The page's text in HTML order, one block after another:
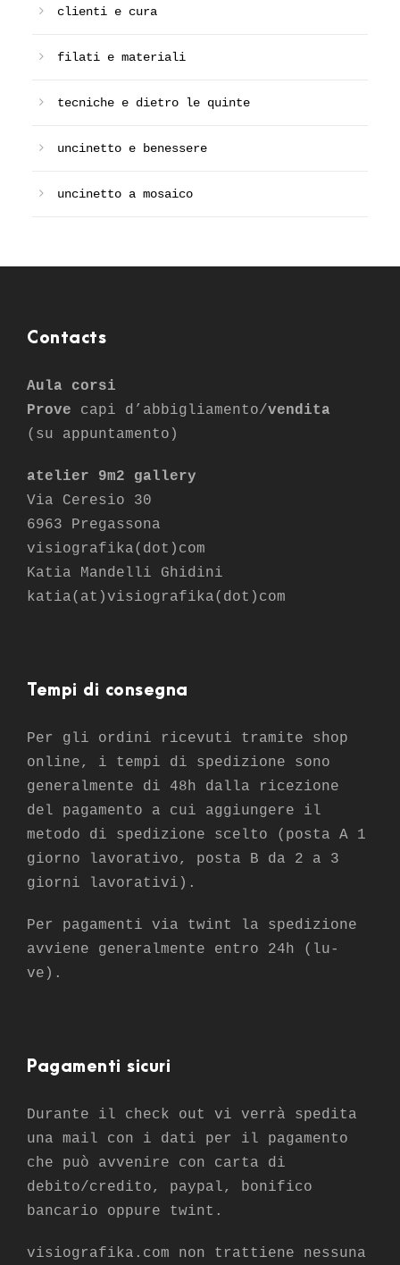
clienti e cura
filati e materiali
tecniche e dietro le quinte
uncinetto e benessere
uncinetto a mosaico
Contacts
Aula corsi
Prove capi d’abbigliamento/vendita
(su appuntamento)
atelier 9m2 gallery
Via Ceresio 30
6963 Pregassona
visiografika(dot)com
Katia Mandelli Ghidini
katia(at)visiografika(dot)com
Tempi di consegna
Per gli ordini ricevuti tramite shop
online, i tempi di spedizione sono
generalmente di 48h dalla ricezione
del pagamento a cui aggiungere il
metodo di spedizione scelto (posta A 1
giorno lavorativo, posta B da 2 a 3
giorni lavorativi).
Per pagamenti via twint la spedizione
avviene generalmente entro 24h (lu-
ve).
Pagamenti sicuri
Durante il check out vi verrà spedita
una mail con i dati per il pagamento
che può avvenire con carta di
debito/credito, paypal, bonifico
bancario oppure twint.
visiografika.com non trattiene nessuna